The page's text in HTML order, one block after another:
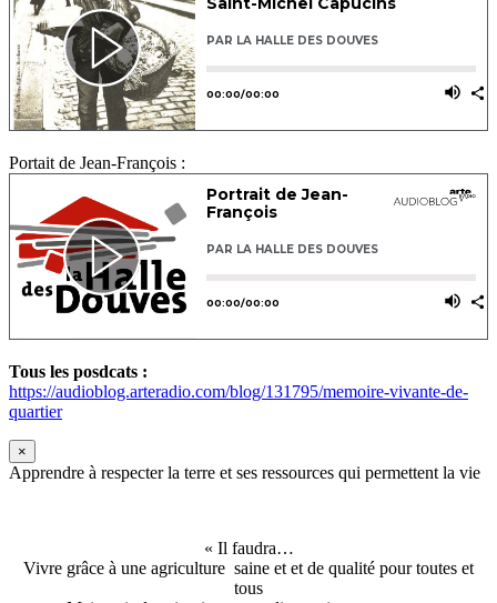
Portait de Jean-François :
Tous les posdcats :
https://audioblog.arteradio.com/blog/131795/memoire-vivante-de-
quartier
×
Apprendre à respecter la terre et ses ressources qui permettent la vie
« Il faudra…
Vivre grâce à une agriculture saine et et de qualité pour toutes et
tous